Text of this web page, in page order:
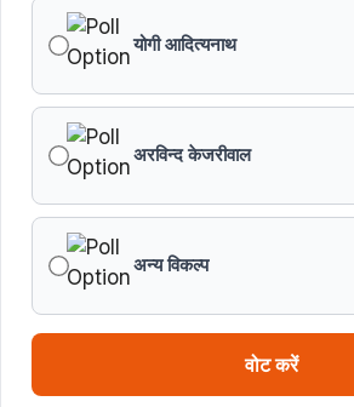
मध्यप्रदेश पुलिस की अवैध मादक पदार्थों के विरूद्ध
विकसित मध्यप्रदेश-2047’ की वित्तीय रूपरेखा
28 के बजट अनुमान तथा वित्तीय वर्ष
लिए रोलिंग बजट की तैयारी हेतु बजट कार्यक्रम
योगी आदित्यनाथ
अरविन्द केजरीवाल
अन्य विकल्प
वोट करें